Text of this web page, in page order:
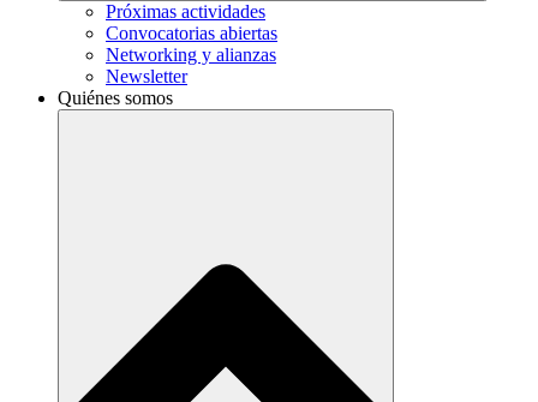
Próximas actividades
Convocatorias abiertas
Networking y alianzas
Newsletter
Quiénes somos